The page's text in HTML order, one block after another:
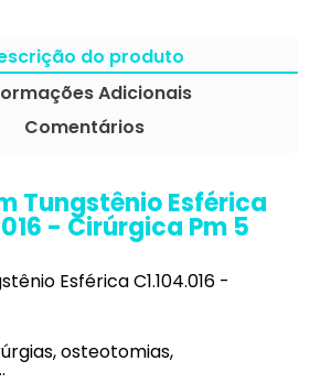
do produto
Adicionais
Comentários
Tungstênio Esférica
- Cirúrgica Pm 5
Esférica C1.104.016 -
osteotomias,